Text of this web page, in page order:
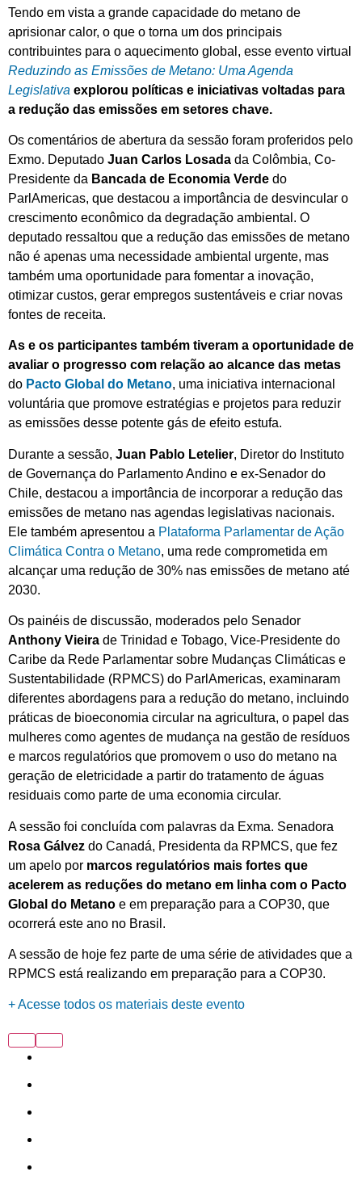
Tendo em vista a grande capacidade do metano de
aprisionar calor, o que o torna um dos principais
contribuintes para o aquecimento global, esse evento virtual
Reduzindo as Emissões de Metano: Uma Agenda
Legislativa explorou políticas e iniciativas voltadas para
a redução das emissões em setores chave.
Os comentários de abertura da sessão foram proferidos pelo
Exmo. Deputado Juan Carlos Losada da Colômbia, Co-
Presidente da Bancada de Economia Verde do
ParlAmericas, que destacou a importância de desvincular o
crescimento econômico da degradação ambiental. O
deputado ressaltou que a redução das emissões de metano
não é apenas uma necessidade ambiental urgente, mas
também uma oportunidade para fomentar a inovação,
otimizar custos, gerar empregos sustentáveis e criar novas
fontes de receita.
As e os participantes também tiveram a oportunidade de
avaliar o progresso com relação ao alcance das metas
do Pacto Global do Metano, uma iniciativa internacional
voluntária que promove estratégias e projetos para reduzir
as emissões desse potente gás de efeito estufa.
Durante a sessão, Juan Pablo Letelier, Diretor do Instituto
de Governança do Parlamento Andino e ex-Senador do
Chile, destacou a importância de incorporar a redução das
emissões de metano nas agendas legislativas nacionais.
Ele também apresentou a Plataforma Parlamentar de Ação
Climática Contra o Metano, uma rede comprometida em
alcançar uma redução de 30% nas emissões de metano até
2030.
Os painéis de discussão, moderados pelo Senador
Anthony Vieira de Trinidad e Tobago, Vice-Presidente do
Caribe da Rede Parlamentar sobre Mudanças Climáticas e
Sustentabilidade (RPMCS) do ParlAmericas, examinaram
diferentes abordagens para a redução do metano, incluindo
práticas de bioeconomia circular na agricultura, o papel das
mulheres como agentes de mudança na gestão de resíduos
e marcos regulatórios que promovem o uso do metano na
geração de eletricidade a partir do tratamento de águas
residuais como parte de uma economia circular.
A sessão foi concluída com palavras da Exma. Senadora
Rosa Gálvez do Canadá, Presidenta da RPMCS, que fez
um apelo por marcos regulatórios mais fortes que
acelerem as reduções do metano em linha com o Pacto
Global do Metano e em preparação para a COP30, que
ocorrerá este ano no Brasil.
A sessão de hoje fez parte de uma série de atividades que a
RPMCS está realizando em preparação para a COP30.
+ Acesse todos os materiais deste evento